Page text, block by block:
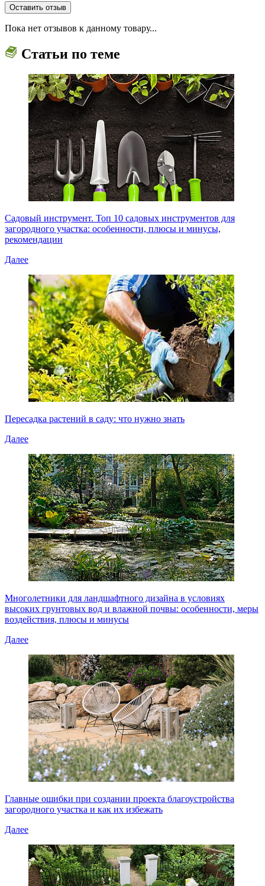
Пока нет отзывов к данному товару...
Статьи по теме
Садовый инструмент. Топ 10 садовых инструментов для
загородного участка: особенности, плюсы и минусы,
рекомендации
Далее
Пересадка растений в саду: что нужно знать
Далее
Многолетники для ландшафтного дизайна в условиях
высоких грунтовых вод и влажной почвы: особенности, меры
воздействия, плюсы и минусы
Далее
Главные ошибки при создании проекта благоустройства
загородного участка и как их избежать
Далее